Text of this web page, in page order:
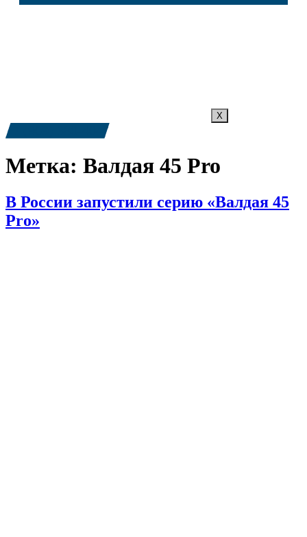
X
+7 (909) 380-4040
Метка: Валдая 45 Pro
В России запустили серию «Валдая 45
Pro»